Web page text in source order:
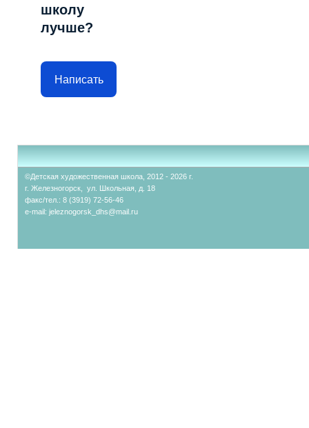
школу
лучше?
Написать
©Детская художественная школа, 2012 - 2026 г.
г. Железногорск, ул. Школьная, д. 18
факс/тел.: 8 (3919) 72-56-46
e-mail: jeleznogorsk_dhs@mail.ru